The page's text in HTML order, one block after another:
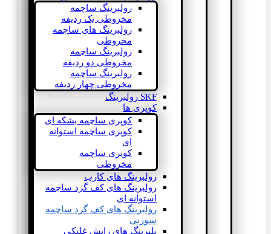
رولبرینگ ساچمه
مخروطی یک ردیفه
رولبرینگ های ساچمه
مخروطی
رولبرینگ ساچمه
مخروطی دو ردیفه
رولبرینگ ساچمه
مخروطی چهار ردیفه
SKF رولبرینگ
کوپری ها
کوپری ساچمه بشکه ای
کوپری ساچمه استوانه
ای
کوپری ساچمه
مخروطی
رولبرینگ های کارب
رولبرینگ های کف گرد ساچمه
استوانه ای
رولبرینگ های کف گرد ساچمه
سوزنی
بلبرینگ های رانش غلتکی